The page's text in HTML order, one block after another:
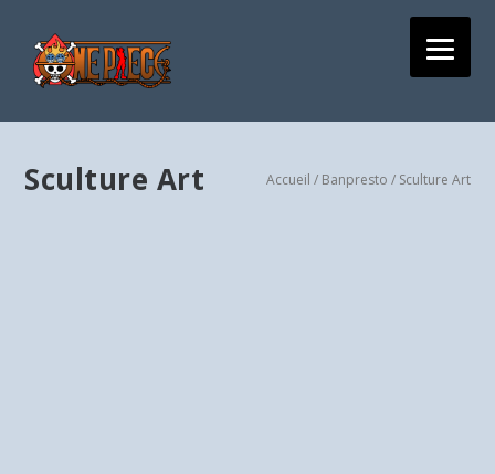
Sculture Art Accueil / Banpresto / Sculture Art